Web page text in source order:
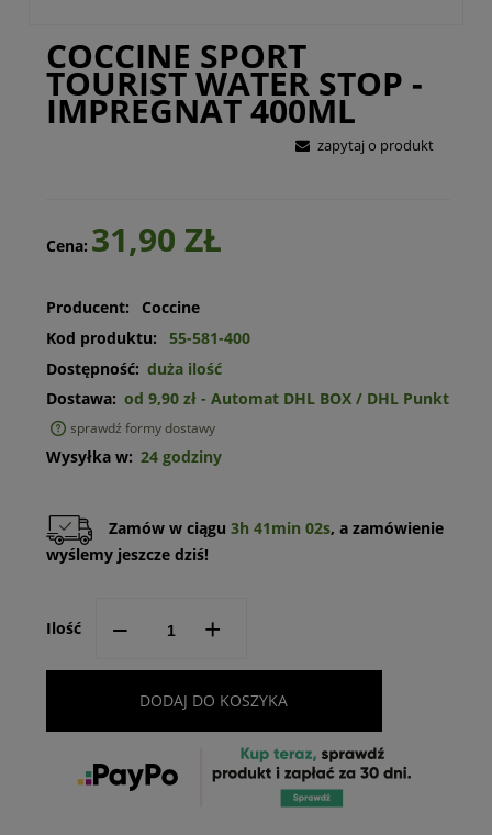
COCCINE SPORT
TOURIST WATER STOP -
IMPREGNAT 400ML
zapytaj o produkt
Cena: 31,90 ZŁ
Producent:
Coccine
Kod produktu:
55-581-400
Dostępność: duża ilość
Dostawa: od 9,90 zł - Automat DHL BOX / DHL Punkt
sprawdź formy dostawy
Wysyłka w: 24 godziny
Zamów w ciągu 3h 41min 02s, a zamówienie
wyślemy jeszcze dziś!
Ilość -- +
DODAJ DO KOSZYKA